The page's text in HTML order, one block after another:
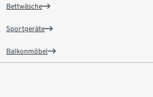
Bettwäsche
Sportgeräte
Balkonmöbel